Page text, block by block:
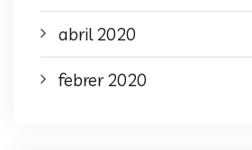
abril 2020
febrer 2020